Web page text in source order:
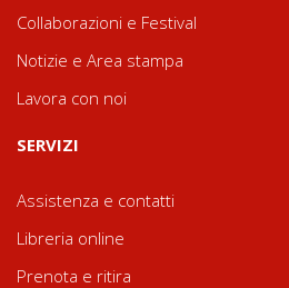
Collaborazioni e Festival
Notizie e Area stampa
Lavora con noi
SERVIZI
Assistenza e contatti
Libreria online
Prenota e ritira